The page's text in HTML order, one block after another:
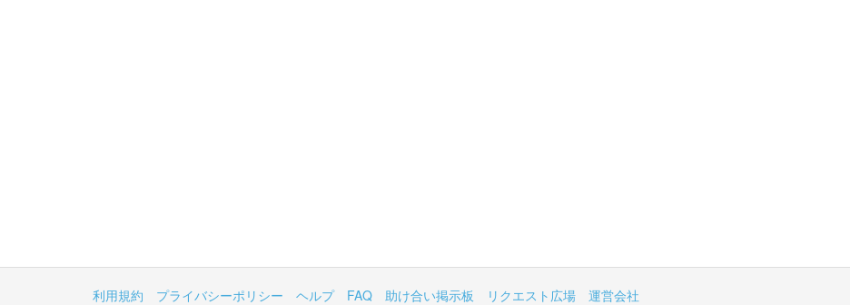
利用規約 プライバシーポリシー ヘルプ FAQ 助け合い掲示板 リクエスト広場 運営会社